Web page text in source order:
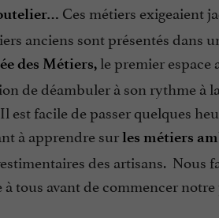
Ces métiers exigeaient
anciens sont présentés
des Métiers, le premier
de déambuler à son rythme à
est facile de passer quelques
à apprendre surles métiers
des artisans.
à tous avant de commencer